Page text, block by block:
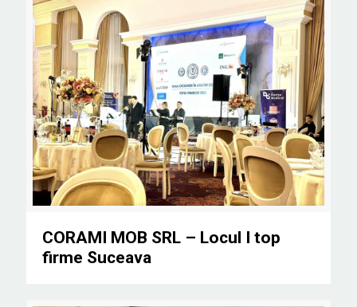
CORAMI MOB SRL – Locul I top firme Suceava
CORAMI MOB SRL – Locul I top
firme Suceava